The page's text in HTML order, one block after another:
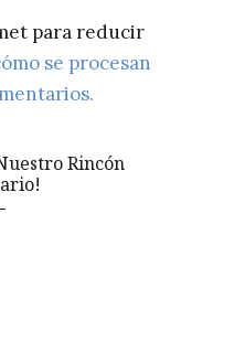
para reducir
se procesan
Rincón